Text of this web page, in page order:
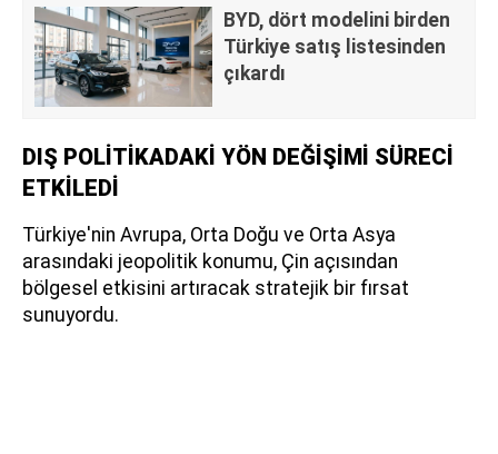
BYD, dört modelini birden
Türkiye satış listesinden
çıkardı
DIŞ POLİTİKADAKİ YÖN DEĞİŞİMİ SÜRECİ
ETKİLEDİ
Türkiye'nin Avrupa, Orta Doğu ve Orta Asya
arasındaki jeopolitik konumu, Çin açısından
bölgesel etkisini artıracak stratejik bir fırsat
sunuyordu.